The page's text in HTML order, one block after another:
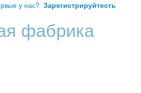
у нас? Зарегистрируйтесть
фабрика